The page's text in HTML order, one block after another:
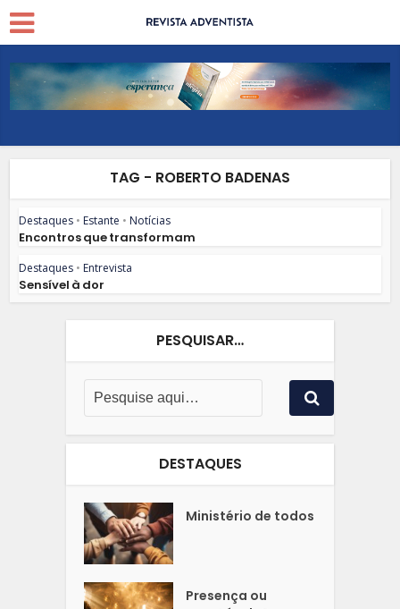
TAG - ROBERTO BADENAS
Destaques • Estante • Notícias
Encontros que transformam
Destaques • Entrevista
Sensível à dor
PESQUISAR…
DESTAQUES
Ministério de todos
Presença ou